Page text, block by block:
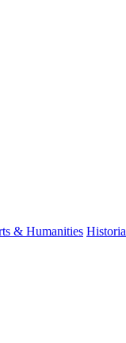
& Humanities Historia